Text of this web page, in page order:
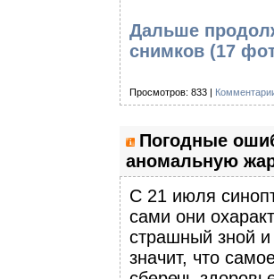
Дальше
снимков (17
Просмотров: 833 |
Погодные
аномальную
С 21 июля
сами они
страшный зной
значит, что